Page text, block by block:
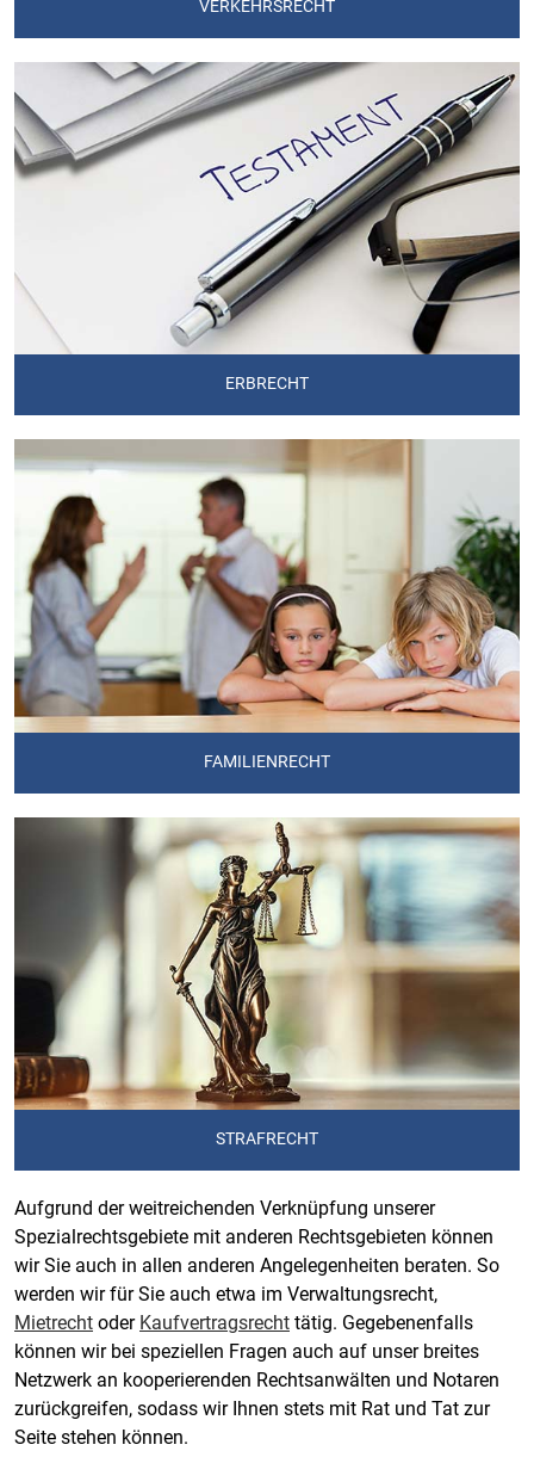
VERKEHRSRECHT
ERBRECHT
FAMILIENRECHT
STRAFRECHT
Aufgrund der weitreichenden Verknüpfung unserer
Spezialrechtsgebiete mit anderen Rechtsgebieten können
wir Sie auch in allen anderen Angelegenheiten beraten. So
werden wir für Sie auch etwa im Verwaltungsrecht,
Mietrecht oder Kaufvertragsrecht tätig. Gegebenenfalls
können wir bei speziellen Fragen auch auf unser breites
Netzwerk an kooperierenden Rechtsanwälten und Notaren
zurückgreifen, sodass wir Ihnen stets mit Rat und Tat zur
Seite stehen können.